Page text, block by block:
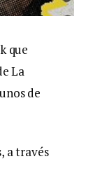
que
La
de
a través